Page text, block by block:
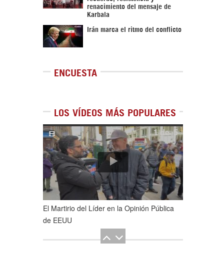
renacimiento del mensaje de
Karbala
Irán marca el ritmo del conflicto
ENCUESTA
LOS VÍDEOS MÁS POPULARES
1de5
El Martirio del Líder en la Opinión Pública
de EEUU